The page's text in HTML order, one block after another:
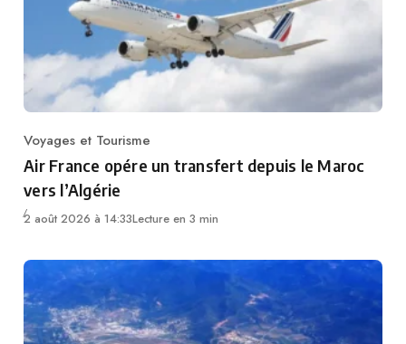
Category
Voyages et Tourisme
Air France opére un transfert depuis le Maroc
vers l’Algérie
2 août 2026 à 14:33Lecture en 3 min